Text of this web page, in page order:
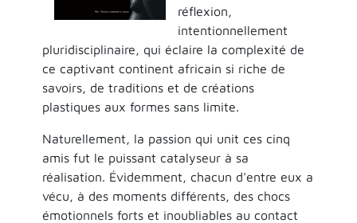
réflexion,
intentionnellement
pluridisciplinaire, qui éclaire la complexité de
ce captivant continent africain si riche de
savoirs, de traditions et de créations
plastiques aux formes sans limite.
Naturellement, la passion qui unit ces cinq
amis fut le puissant catalyseur à sa
réalisation. Évidemment, chacun d'entre eux a
vécu, à des moments différents, des chocs
émotionnels forts et inoubliables au contact